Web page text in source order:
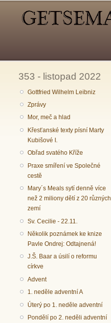
353 - listopad 2022
Gottfried Wilhelm Leibniz
Zprávy
Mor, meč a hlad
Křesťanské texty písní Marty
Kubišové I.
Obřad svatého Kříže
Praxe smíření ve Společné
cestě
Mary´s Meals sytí denně více
než 2 miliony dětí z 20 různých
zemí
Sv. Cecilie - 22.11.
Několik poznámek ke knize
Pavle Ondrej: Odtajnená!
J.Š. Baar a úsilí o reformu
církve
Advent
1. neděle adventní A
Úterý po 1. neděle adventní
Pondělí po 2. neděli adventní